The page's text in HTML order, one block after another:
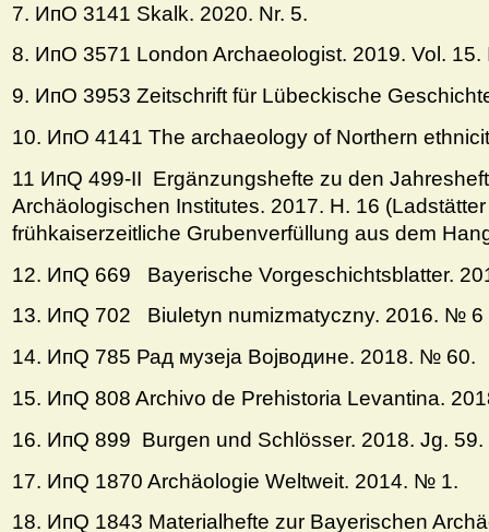
7. ИпO 3141 Skalk. 2020. Nr. 5.
8. ИпО 3571 London Archaeologist. 2019. Vol.
9. ИпО 3953 Zeitschrift für Lübeckische
10. ИпO 4141 The archaeology of Northern
11 ИпQ 499-II Ergänzungshefte zu den
Archäologischen Institutes. 2017. H. 16
frühkaiserzeitliche Grubenverfüllung aus dem
12. ИпQ 669 Bayerische Vorgeschichtsblatter.
13. ИпQ 702 Biuletyn numizmatyczny. 2016. № 6
14. ИпQ 785 Рад музеjа Воjводине. 2018. № 60.
15. ИпQ 808 Archivo de Prehistoria Levantina.
16. ИпQ 899 Burgen und Schlösser. 2018. Jg. 59.
17. ИпQ 1870 Archäologie Weltweit. 2014. № 1.
18. ИпQ 1843 Materialhefte zur Bayerischen